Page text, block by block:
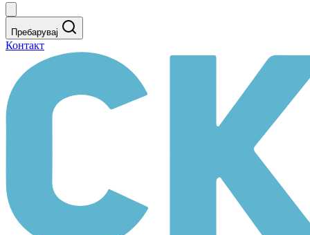
Пребарувај
Контакт